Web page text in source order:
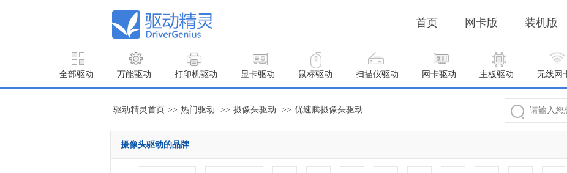
首页 网卡版 装机版
全部驱动 万能驱动 打印机驱动 显卡驱动 鼠标驱动 扫描仪驱动 网卡驱动 主板驱动 无线网
驱动精灵首页 >> 热门驱动 >> 摄像头驱动 >> 优速腾摄像头驱动
摄像头驱动的品牌